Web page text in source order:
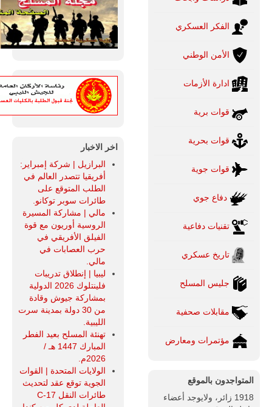
الفكر العسكري
الأمن الوطني
ادارة الأزمات
قوات برية
قوات بحرية
قوات جوية
دفاع جوي
تقنيات دفاعية
تاريخ عسكري
جليس المسلح
مقابلات صحفية
مؤتمرات ومعارض
المتواجدون بالموقع
1918 زائر، ولايوجد أعضاء
اخر الاخبار
البرازيل | شركة إمبراير:
أفريقيا تتصدر العالم في
الطلب المتوقع على
طائرات سوبر توكانو.
مالي | مشاركة المسيرة
الروسية أوريون مع قوة
الفيلق الأفريقي في
حرب العصابات في
مالي.
ليبيا | إنطلاق تدريبات
فلينتلوك 2026 الدولية
بمشاركة جيوش وقادة
من 30 دولة بمدينة سرت
الليبية.
تهنئة المسلح بعيد الفطر
المبارك 1447 هـ /
2026م.
الولايات المتحدة | القوات
الجوية توقع عقد لتحديث
طائرات النقل C-17